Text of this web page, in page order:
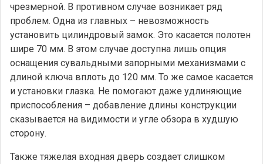
чрезмерной. В противном случае возникает ряд
проблем. Одна из главных – невозможность
установить цилиндровый замок. Это касается полотен
шире 70 мм. В этом случае доступна лишь опция
оснащения сувальдными запорными механизмами с
длиной ключа вплоть до 120 мм. То же самое касается
и установки глазка. Не помогают даже удлиняющие
приспособления – добавление длины конструкции
сказывается на видимости и угле обзора в худшую
сторону.
Также тяжелая входная дверь создает слишком